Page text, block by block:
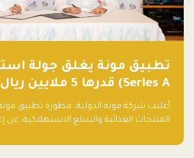
Series A) قدرها 5 ملايين ريال
أعلنت شركة مونة الدولية، مطورة تطبيق
المنتجات الغذائية والسلع الاستهلاكية، عن
دولار أمريكي)، بقيادة شركتي دعم المنشآت